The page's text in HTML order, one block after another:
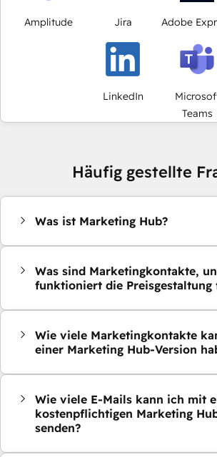
Amplitude Jira Adobe
LinkedIn
Teams
Häufig gestellte
Was ist Marketing Hub?
Was sind Marketingkontakte,
funktioniert die Preisgestaltung
Wie viele Marketingkontakte
einer Marketing Hub-Version
Wie viele E-Mails kann ich mit
kostenpflichtigen Marketing
senden?